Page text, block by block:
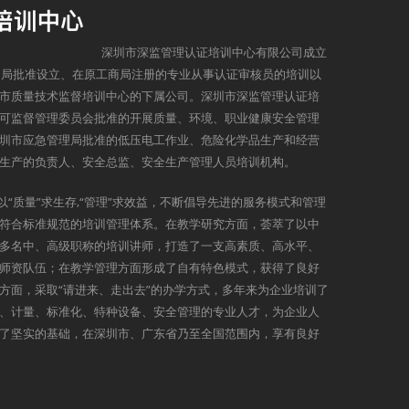
深圳市深监管理认证培训中心有限公司成立
批准设立、在原工商局注册的专业从事认证审核员的培训以
质量技术监督培训中心的下属公司。深圳市深监管理认证培
监督管理委员会批准的开展质量、环境、职业健康安全管理
市应急管理局批准的低压电工作业、危险化学品生产和经营
产的负责人、安全总监、安全生产管理人员培训机构。
质量”求生存,“管理”求效益，不断倡导先进的服务模式和管理
合标准规范的培训管理体系。在教学研究方面，荟萃了以中
名中、高级职称的培训讲师，打造了一支高素质、高水平、
资队伍；在教学管理方面形成了自有特色模式，获得了良好
面，采取“请进来、走出去”的办学方式，多年来为企业培训了
计量、标准化、特种设备、安全管理的专业人才，为企业人
坚实的基础，在深圳市、广东省乃至全国范围内，享有良好